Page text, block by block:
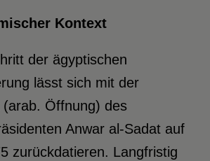
Kontext
der ägyptischen
lässt sich mit der
(arab. Öffnung) des
Anwar al-Sadat auf
zurückdatieren. Langfristig